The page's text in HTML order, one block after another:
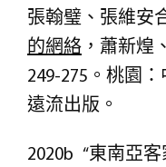
張翰璧、張維安
的網絡 ，蕭新煌
249-275。桃園
遠流出版。
2020b “東南亞